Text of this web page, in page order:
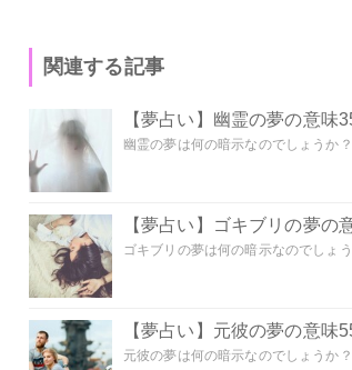
関連する記事
【夢占い】幽霊の夢の意味
幽霊の夢は何の暗示なのでしょうか
【夢占い】ゴキブリの夢の
ゴキブリの夢は何の暗示なのでしょ
【夢占い】元彼の夢の意味
元彼の夢は何の暗示なのでしょうか